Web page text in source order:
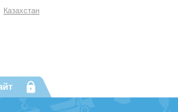
Казахстан